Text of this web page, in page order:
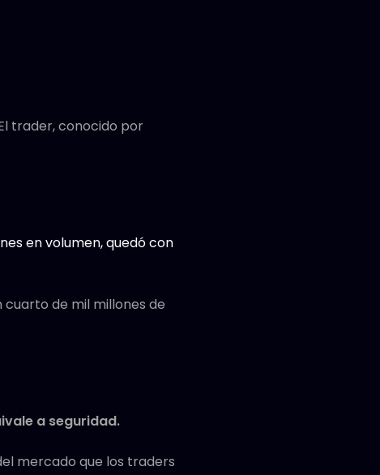
trader, conocido por
en volumen, quedó con
cuarto de mil millones de
a seguridad.
mercado que los traders